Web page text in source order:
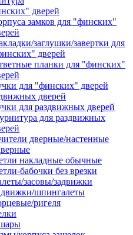
дверей
замков для "финских"
заглушки/завертки для
дверей
планки для "финских"
для "финских" дверей
дверей
для раздвижных дверей
для раздвижных
дверные/настенные
накладные обычные
бабочки без врезки
засовы/задвижки
шпингалеты
ригеля